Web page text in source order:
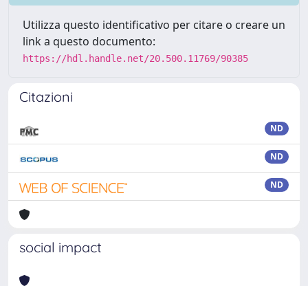
Utilizza questo identificativo per citare o creare un
link a questo documento:
https://hdl.handle.net/20.500.11769/90385
Citazioni
ND
ND
ND
social impact